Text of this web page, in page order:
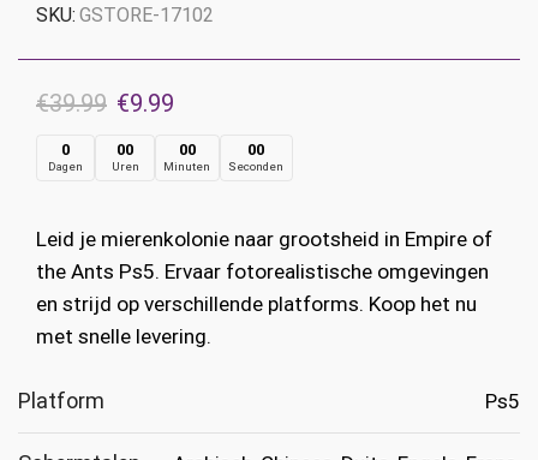
SKU: GSTORE-17102
€39.99 Oorspronkelijke
prijs
was:
€9.99
prijs
is:
0
Dagen
00
Uren
00
Minuten
00
Seconden
Leid je mierenkolonie naar grootsheid in Empire of
the Ants Ps5. Ervaar fotorealistische omgevingen
en strijd op verschillende platforms. Koop het nu
met snelle levering.
Platform Ps5